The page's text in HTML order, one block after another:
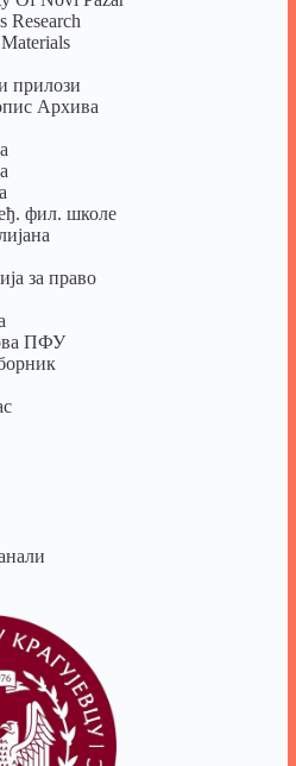
Research
прилози
Архива
фил. школе
за право
ПФУ